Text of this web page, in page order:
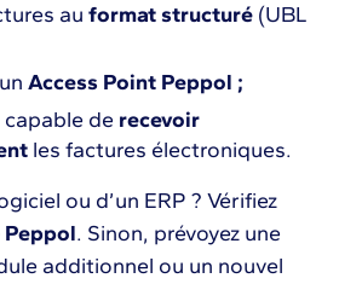
au format structuré (UBL
Access Point Peppol ;
de recevoir
les factures électroniques.
ou d’un ERP ? Vérifiez
. Sinon, prévoyez une
additionnel ou un nouvel